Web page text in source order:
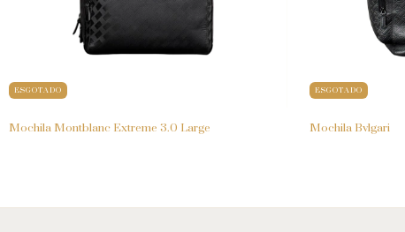
ESGOTADO
Mochila Montblanc Extreme 3.0 Large
ESGOTADO
Mochila Bvlgari